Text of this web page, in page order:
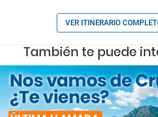
VER ITINERARIO
También te puede